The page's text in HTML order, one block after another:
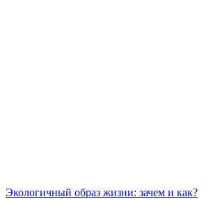
Экологичный образ жизни: зачем и как?